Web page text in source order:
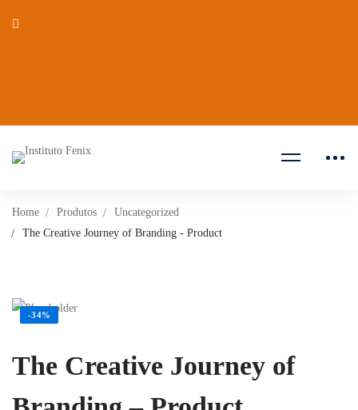
Home Produtos
Uncategorized
The Creative Journey of Branding - Product
-34%
The Creative Journey of